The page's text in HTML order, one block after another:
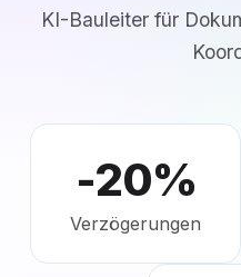
KI-Bauleiter für
-20%
Verzögerungen